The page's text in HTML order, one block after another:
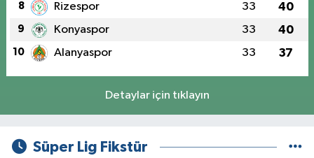
8 Rizespor 33 40
9 Konyaspor 33 40
10 Alanyaspor 33 37
Detaylar için tıklayın
Süper Lig Fikstür